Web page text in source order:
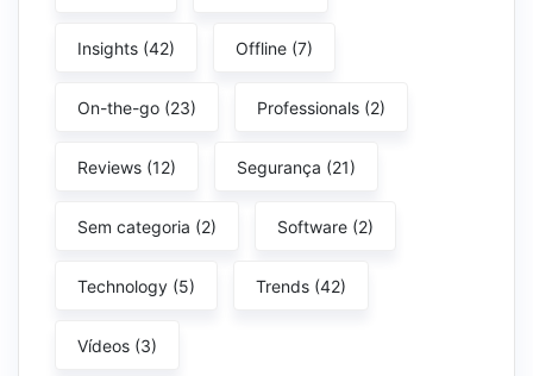
Insights (42) Offline (7)
On-the-go (23) Professionals (2)
Reviews (12) Segurança (21)
Sem categoria (2) Software (2)
Technology (5) Trends (42)
Vídeos (3)